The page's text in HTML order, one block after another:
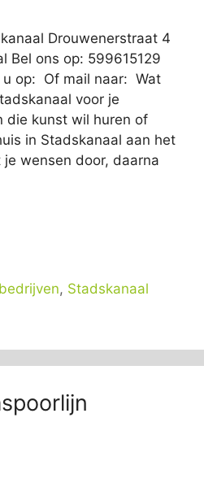
Drouwenerstraat 4
Bel ons op: 599615129
op: Of mail naar: Wat
voor je
die kunst wil huren of
in Stadskanaal aan het
wensen door, daarna
, Stadskanaal